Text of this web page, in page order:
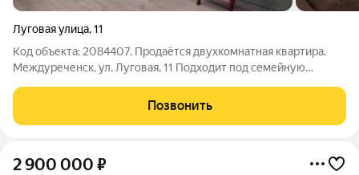
Луговая улица,11
Код объекта: 2084407. Продаётся двухкомнатная квартира.
Междуреченск, ул. Луговая, 11 Подходит под семейную
современном, новом доме. Характеристики: - Этаж: 4 из 10
(панельный дом, 2016 г.
Позвонить
2 900 000 ₽